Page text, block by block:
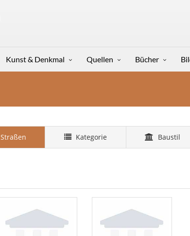
Kunst & Denkmal Quellen Bücher
Straßen Kategorie Baustil